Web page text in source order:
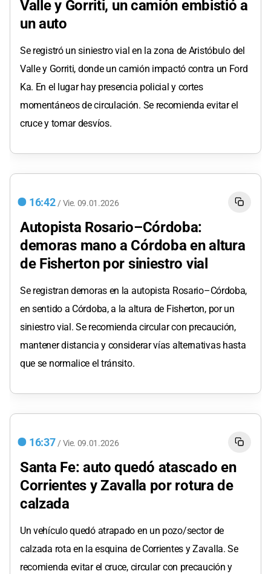
Valle y Gorriti, un camión embistió a
un auto
Se registró un siniestro vial en la zona de Aristóbulo del
Valle y Gorriti, donde un camión impactó contra un Ford
Ka. En el lugar hay presencia policial y cortes
momentáneos de circulación. Se recomienda evitar el
cruce y tomar desvíos.
16:42 / Vie. 09.01.2026
Autopista Rosario–Córdoba:
demoras mano a Córdoba en altura
de Fisherton por siniestro vial
Se registran demoras en la autopista Rosario–Córdoba,
en sentido a Córdoba, a la altura de Fisherton, por un
siniestro vial. Se recomienda circular con precaución,
mantener distancia y considerar vías alternativas hasta
que se normalice el tránsito.
16:37 / Vie. 09.01.2026
Santa Fe: auto quedó atascado en
Corrientes y Zavalla por rotura de
calzada
Un vehículo quedó atrapado en un pozo/sector de
calzada rota en la esquina de Corrientes y Zavalla. Se
recomienda evitar el cruce, circular con precaución y